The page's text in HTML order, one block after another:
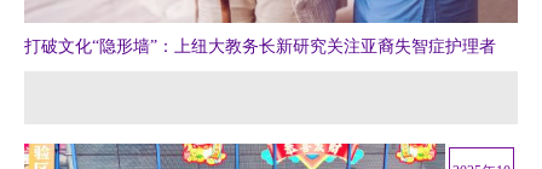
打破文化“隐形墙”：上纽大教务长新研究关注亚裔失智症护理者